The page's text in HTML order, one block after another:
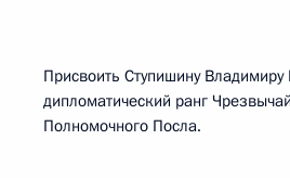
Присвоить Ступишину Владимиру
дипломатический ранг
Полномочного Посла.